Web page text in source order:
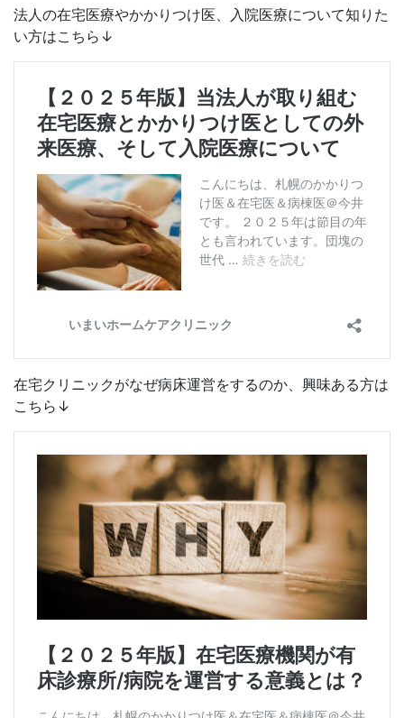
法人の在宅医療やかかりつけ医、入院医療について知りた
い方はこちら↓
在宅クリニックがなぜ病床運営をするのか、興味ある方は
こちら↓